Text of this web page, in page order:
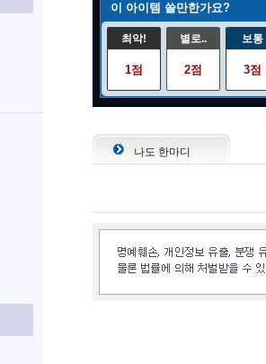
이 아이템 쓸만한가요?
최악!
1점
별로..
2점
보통
3점
나도 한마디